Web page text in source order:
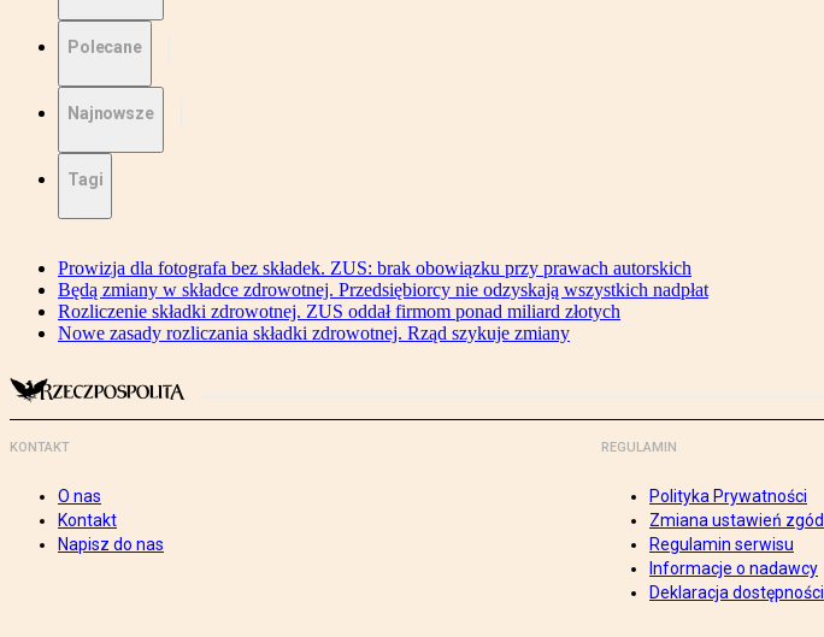
Polecane
Najnowsze
Tagi
Prowizja dla fotografa bez składek. ZUS: brak obowiązku przy prawach autorskich
Będą zmiany w składce zdrowotnej. Przedsiębiorcy nie odzyskają wszystkich nadpłat
Rozliczenie składki zdrowotnej. ZUS oddał firmom ponad miliard złotych
Nowe zasady rozliczania składki zdrowotnej. Rząd szykuje zmiany
KONTAKT
O nas
Kontakt
Napisz do nas
REGULAMIN
Polityka Prywatności
Zmiana ustawień zgód
Regulamin serwisu
Informacje o nadawcy
Deklaracja dostępności